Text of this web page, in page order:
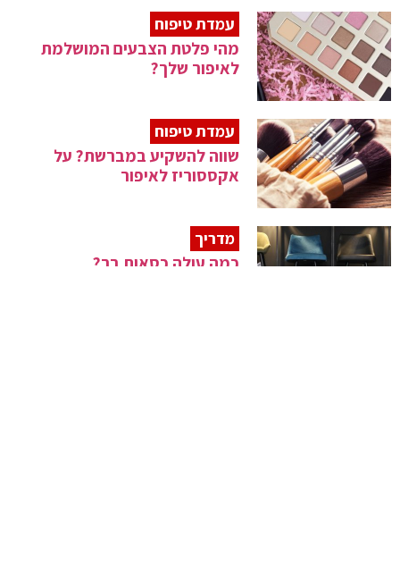
עמדת טיפוח
מהי פלטת הצבעים המושלמת
לאיפור שלך?
עמדת טיפוח
שווה להשקיע במברשת? על
אקססוריז לאיפור
מדריך
כמה עולה כסאות בר?